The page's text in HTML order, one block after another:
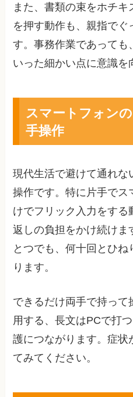
また、書類の束をホチ
を押す動作も、親指で
す。事務作業であっても
いった細かい点に意識を
スマートフォン
手操作
現代生活で避けて通れ
操作です。特に片手で
けでフリック入力をする
返しの負担をかけ続けま
とつでも、何十回とひ
ります。
できるだけ両手で持っ
用する、長文はPCで打
護につながります。症状
てみてください。